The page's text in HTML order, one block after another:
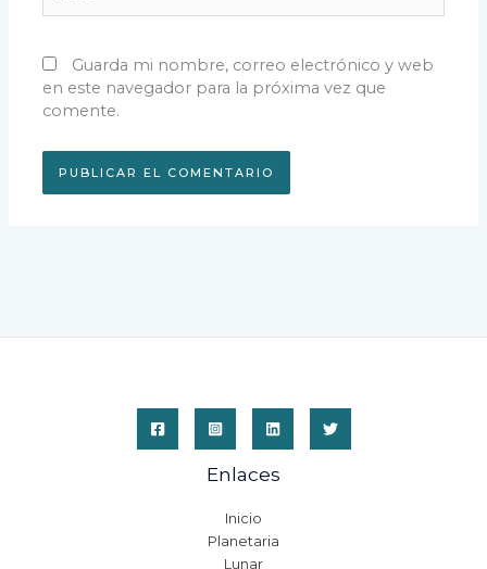
Guarda mi nombre, correo electrónico y web
en este navegador para la próxima vez que
comente.
Enlaces
Inicio
Planetaria
Lunar